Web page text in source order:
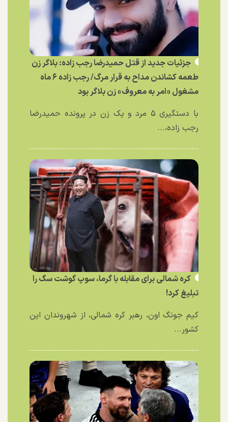
جزئیات جدید از قتل حمیدرضا رجب زاده: بلاگر زن
طعمه کشاندن مداح به قرار مرگ/ رجب زاده ۶ ماه
مشغول «امر به معروف» زن بلاگر بود
با دستگیری ۵ مرد و یک زن در پرونده حمیدرضا
رجب زاده،...
کره شمالی برای مقابله با گرما، سوپ گوشت سگ را
تبلیغ کرد!
کیم جونگ اون، رهبر کره شمالی، از شهروندان این
کشور...